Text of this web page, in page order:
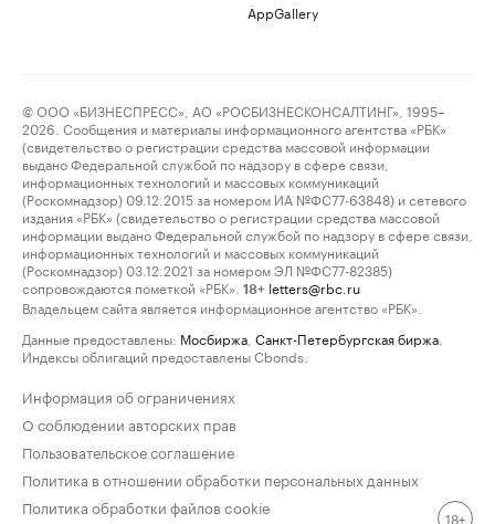
AppGallery
© ООО «БИЗНЕСПРЕСС», АО «РОСБИЗНЕСКОНСАЛТИНГ», 1995–
2026. Сообщения и материалы информационного агентства «РБК»
(свидетельство о регистрации средства массовой информации
выдано Федеральной службой по надзору в сфере связи,
информационных технологий и массовых коммуникаций
(Роскомнадзор) 09.12.2015 за номером ИА №ФС77-63848) и сетевого
издания «РБК» (свидетельство о регистрации средства массовой
информации выдано Федеральной службой по надзору в сфере связи,
информационных технологий и массовых коммуникаций
(Роскомнадзор) 03.12.2021 за номером ЭЛ №ФС77-82385)
сопровождаются пометкой «РБК».
18+ letters@rbc.ru
Владельцем сайта является информационное агентство «РБК».
Данные предоставлены: Мосбиржа Санкт-Петербургская биржа
Индексы облигаций предоставлены Cbonds.
Информация об ограничениях
О соблюдении авторских прав
Пользовательское соглашение
Политика в отношении обработки персональных данных
Политика обработки файлов cookie
18+